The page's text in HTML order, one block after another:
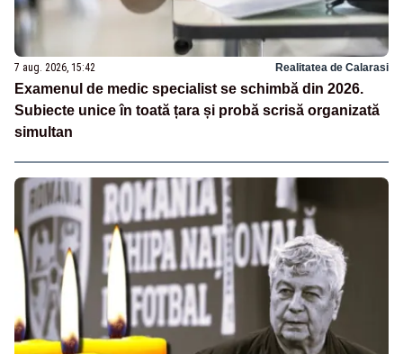
7 aug. 2026, 15:42 Realitatea de Calarasi
Examenul de medic specialist se schimbă din 2026.
Subiecte unice în toată țara și probă scrisă organizată
simultan